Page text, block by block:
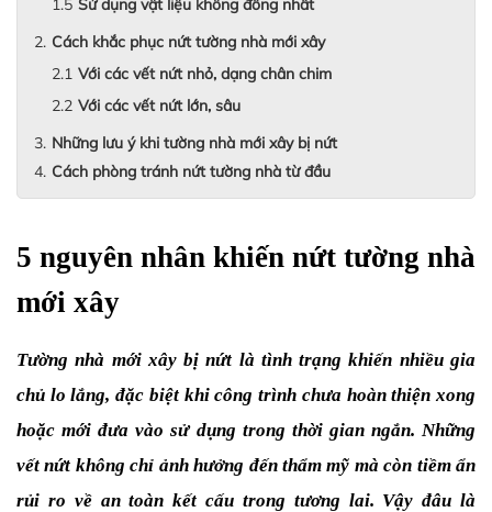
Sử dụng vật liệu không đồng nhất
Cách khắc phục nứt tường nhà mới xây
Với các vết nứt nhỏ, dạng chân chim
Với các vết nứt lớn, sâu
Những lưu ý khi tường nhà mới xây bị nứt
Cách phòng tránh nứt tường nhà từ đầu
5 nguyên nhân khiến nứt tường nhà
mới xây
Tường nhà mới xây bị nứt là tình trạng khiến nhiều gia
chủ lo lắng, đặc biệt khi công trình chưa hoàn thiện xong
hoặc mới đưa vào sử dụng trong thời gian ngắn. Những
vết nứt không chỉ ảnh hưởng đến thẩm mỹ mà còn tiềm ẩn
rủi ro về an toàn kết cấu trong tương lai. Vậy đâu là